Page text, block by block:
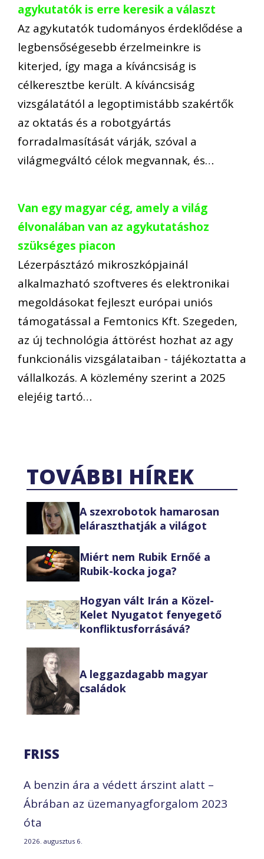
agykutatók is erre keresik a választ
Az agykutatók tudományos érdeklődése a
legbensőségesebb érzelmeinkre is
kiterjed, így maga a kíváncsiság is
célkeresztbe került. A kíváncsiság
vizsgálatától a legoptimistább szakértők
az oktatás és a robotgyártás
forradalmasítását várják, szóval a
világmegváltó célok megvannak, és…
Van egy magyar cég, amely a világ
élvonalában van az agykutatáshoz
szükséges piacon
Lézerpásztázó mikroszkópjainál
alkalmazható szoftveres és elektronikai
megoldásokat fejleszt európai uniós
támogatással a Femtonics Kft. Szegeden,
az új technológia áttörést hozhat az agy
funkcionális vizsgálataiban - tájékoztatta a
vállalkozás. A közlemény szerint a 2025
elejéig tartó…
TOVÁBBI HÍREK
A szexrobotok hamarosan
eláraszthatják a világot
Miért nem Rubik Ernőé a
Rubik-kocka joga?
Hogyan vált Irán a Közel-
Kelet Nyugatot fenyegető
konfliktusforrásává?
A leggazdagabb magyar
családok
FRISS
A benzin ára a védett árszint alatt –
Ábrában az üzemanyagforgalom 2023
óta
2026. augusztus 6.